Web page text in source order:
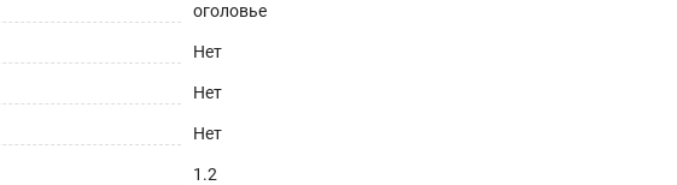
оголовье
Нет
Нет
Нет
1.2